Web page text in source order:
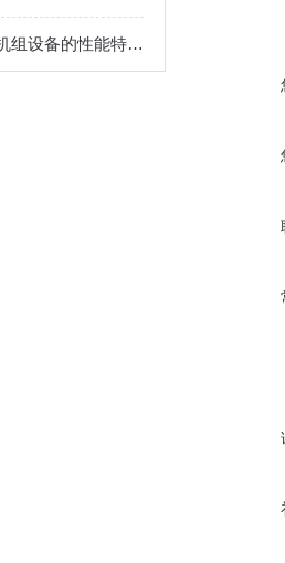
想知道化工冷冻机组设备的性能特点不妨看看本篇吧